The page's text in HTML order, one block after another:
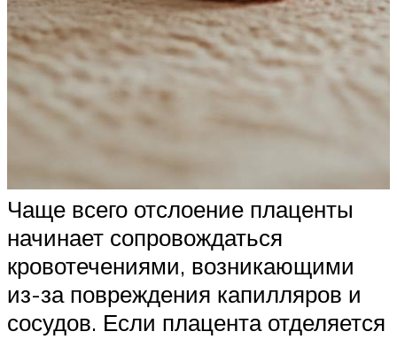
Чаще всего отслоение плаценты
начинает сопровождаться
кровотечениями, возникающими
из-за повреждения капилляров и
сосудов. Если плацента отделяется